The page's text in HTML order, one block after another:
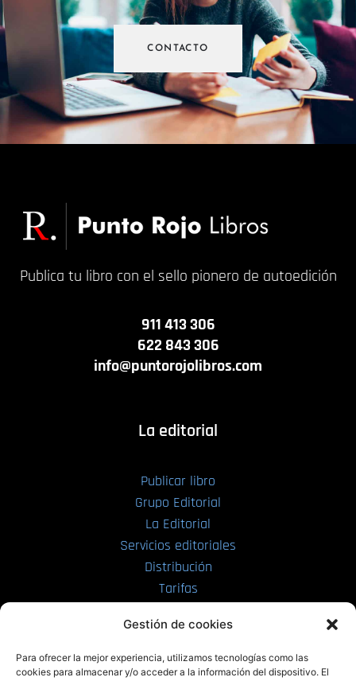
Gestión de cookies
Para ofrecer la mejor experiencia, utilizamos tecnologías como las
cookies para almacenar y/o acceder a la información del dispositivo. El
CONTACTO
Publica tu libro con el sello pionero de autoedición
911 413 306
622 843 306
info@puntorojolibros.com
La editorial
Publicar libro
Grupo Editorial
La Editorial
Servicios editoriales
Distribución
Tarifas